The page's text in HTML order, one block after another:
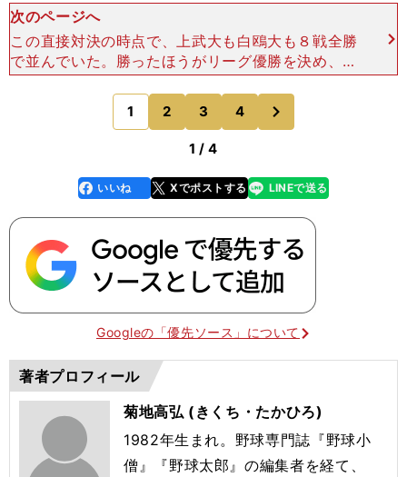
次のページへ
この直接対決の時点で、上武大も白鴎大も８戦全勝
で並んでいた。勝ったほうがリーグ優勝を決め、６
月からの大学選手権に出場できる。バックネット裏
には複数球団のスカウトの姿もあった。【大一番で
まさかの一発】
1 2 3 4
のページへ
1 / 4
faceboo
k
いいね Xでポストする
line LINEで送る
Googleの「優先ソース」について
著者プロフィール
菊地高弘 (きくち・たかひろ)
1982年生まれ。野球専門誌『野球小
僧』『野球太郎』の編集者を経て、